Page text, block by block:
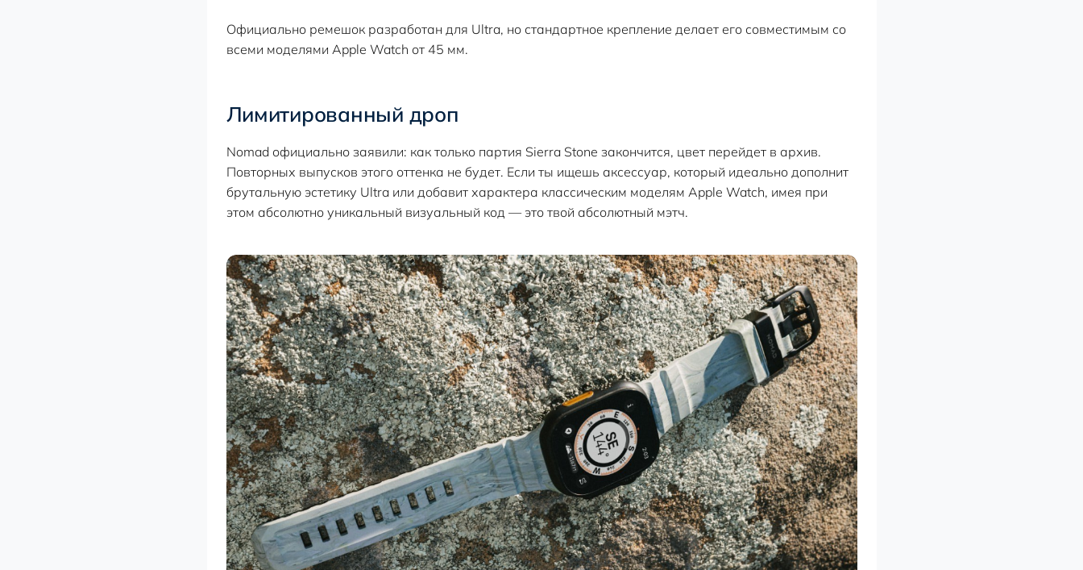
Официально ремешок разработан для Ultra, но стандартное крепление делает его совместимым со
всеми моделями Apple Watch от 45 мм.
Лимитированный дроп
Nomad официально заявили: как только партия Sierra Stone закончится, цвет перейдет в архив.
Повторных выпусков этого оттенка не будет. Если ты ищешь аксессуар, который идеально дополнит
брутальную эстетику Ultra или добавит характера классическим моделям Apple Watch, имея при
этом абсолютно уникальный визуальный код — это твой абсолютный мэтч.